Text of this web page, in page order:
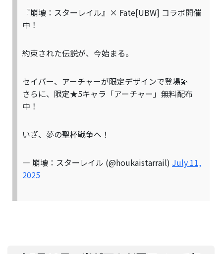
『崩壊：スターレイル』× Fate[UBW] コラボ開催
中！
約束された伝説が、今始まる。
セイバー、アーチャーが限定デザインで登場💫
さらに、限定★5キャラ「アーチャー」無料配布
中！
いざ、夢の聖杯戦争へ！
— 崩壊：スターレイル (@houkaistarrail) July 11,
2025